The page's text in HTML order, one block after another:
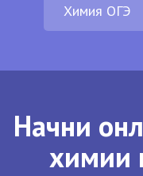
Химия ОГЭ
Начни
химии